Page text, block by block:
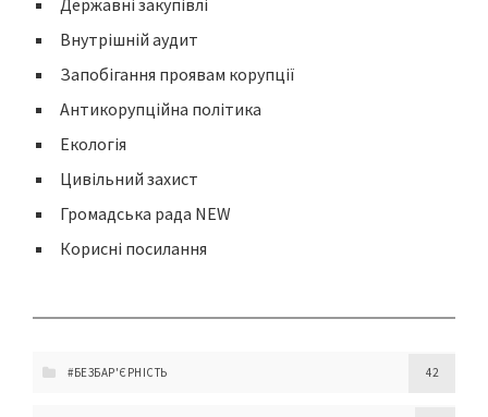
Державні закупівлі
Внутрішній аудит
Запобігання проявам корупції
Антикорупційна політика
Екологія
Цивільний захист
Громадська рада NEW
Корисні посилання
#БЕЗБАР'ЄРНІСТЬ 42